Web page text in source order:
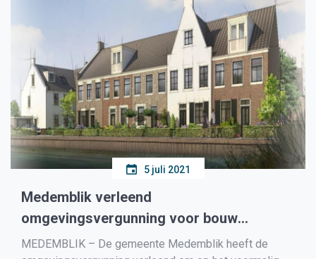
5 juli 2021
Medemblik verleend
omgevingsvergunning voor bouw
woningen voormalig DEK-terrein
MEDEMBLIK – De gemeente Medemblik heeft de